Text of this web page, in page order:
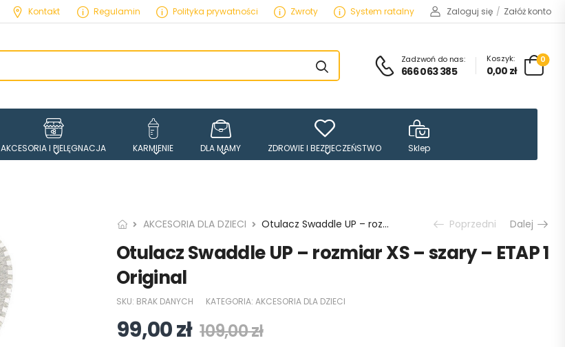
Kontakt Regulamin Polityka prywatności Zwroty System ratalny Zaloguj się / Załóż konto
Zadzwoń do nas:
666 063 385
Koszyk:
0,00 zł
0
AKCESORIA I PIELĘGNACJA KARMIENIE DLA MAMY ZDROWIE I BEZPIECZEŃSTWO Sklep
AKCESORIA DLA DZIECI Otulacz Swaddle UP – rozmiar XS – szary – ETAP 1 Original Poprzedni Dalej
Otulacz Swaddle UP – rozmiar XS – szary – ETAP 1
Original
SKU: BRAK DANYCH KATEGORIA: AKCESORIA DLA DZIECI
99,00zł 109,00zł